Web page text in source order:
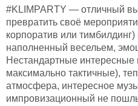
#KLIMPARTY — отличный
превратить своё
корпоратив или
наполненный весельем,
Нестандартные интересные
максимально тактичные),
атмосфера, интересное
импровизационный не